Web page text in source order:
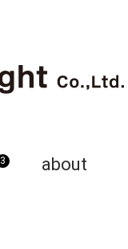
3 about